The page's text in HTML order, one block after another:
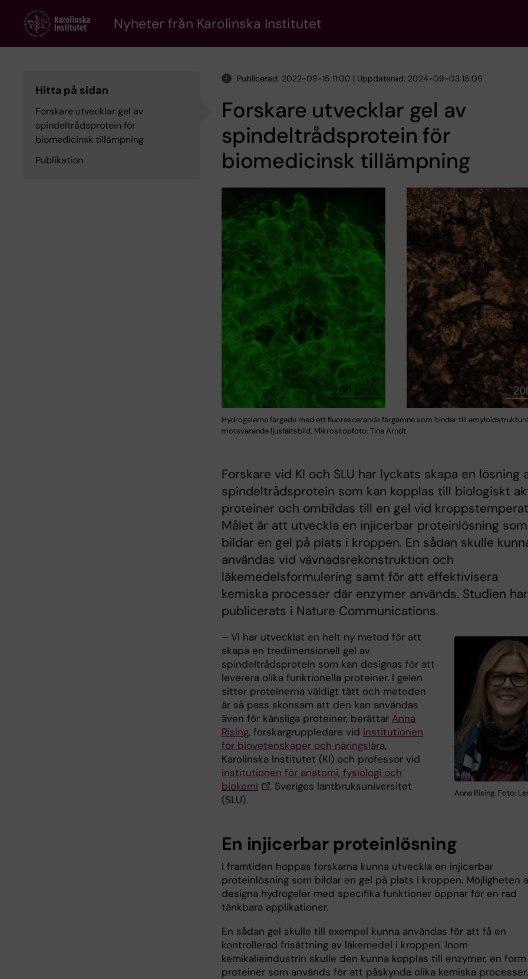
content
Nyheter från Karolinska Institutet
Hitta på sidan
Forskare utvecklar gel av
spindeltrådsprotein för
biomedicinsk tillämpning
Publikation
Publicerad: 2022-08-15 11:00 | Uppdaterad: 2024-09-03 15:06
Forskare utvecklar gel av
spindeltrådsprotein för
biomedicinsk tillämpning
Hydrogelerna färgade med ett fluorescerande färgämne som binder till
motsvarande ljusfältsbild. Mikroskopfoto: Tina Arndt.
Forskare vid KI och SLU har lyckats skapa en lösning
spindeltrådsprotein som kan kopplas till biologiskt
proteiner och ombildas till en gel vid
Målet är att utveckla en injicerbar proteinlösning som
bildar en gel på plats i kroppen. En sådan skulle
användas vid vävnadsrekonstruktion och
läkemedelsformulering samt för att effektivisera
kemiska processer där enzymer används. Studien har
publicerats i Nature Communications.
Anna Rising. Foto:
– Vi har utvecklat en helt ny metod för att
skapa en tredimensionell gel av
spindeltrådsprotein som kan designas för att
leverera olika funktionella proteiner. I gelen
sitter proteinerna väldigt tätt och metoden
är så pass skonsam att den kan användas
även för känsliga proteiner, berättar Anna
Rising, forskargruppledare vid institutionen
för biovetenskaper och näringslära,
Karolinska Institutet (KI) och professor vid
institutionen för anatomi, fysiologi och
biokemi
, Sveriges lantbruksuniversitet
(SLU).
En injicerbar proteinlösning
I framtiden hoppas forskarna kunna utveckla en injicerbar
proteinlösning som bildar en gel på plats i kroppen. Möjligheten
designa hydrogeler med specifika funktioner öppnar för en rad
tänkbara applikationer.
En sådan gel skulle till exempel kunna användas för att få en
kontrollerad frisättning av läkemedel i kroppen. Inom
kemikalieindustrin skulle den kunna kopplas till enzymer, en
proteiner som används för att påskynda olika kemiska processer.